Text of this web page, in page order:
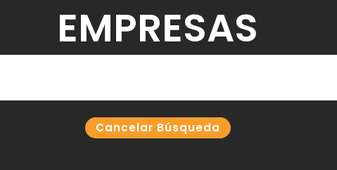
EMPRESAS
Cancelar Búsqueda